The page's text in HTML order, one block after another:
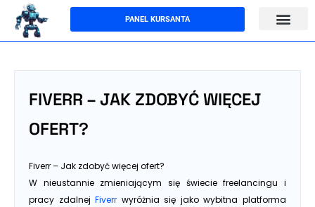
Przejdź
treści
PANEL KURSANTA
FIVERR – JAK ZDOBYĆ WIĘCEJ
OFERT?
Fiverr – Jak zdobyć więcej ofert?
W nieustannie zmieniającym się świecie freelancingu i
pracy zdalnejFiverr wyróżnia się jako wybitna platforma